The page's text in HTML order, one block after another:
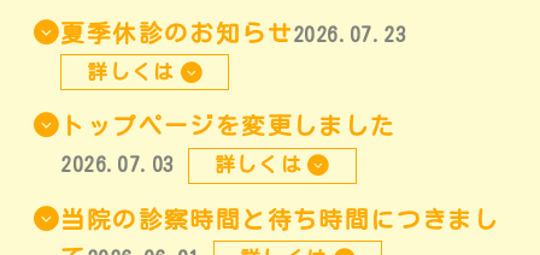
夏季休診のお知らせ2026.07.23
詳しくは
トップページを変更しました
2026.07.03 詳しくは
当院の診察時間と待ち時間につきまし